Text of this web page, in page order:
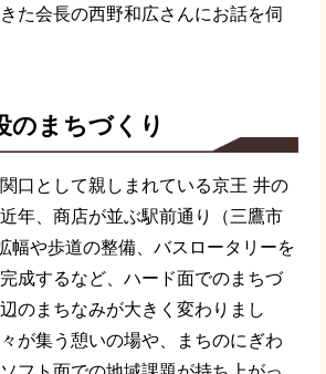
た会長の西野和広さんにお話を伺
のまちづくり
口として親しまれている京王 井の
年、商店が並ぶ駅前通り（三鷹市
幅や歩道の整備、バスロータリーを
成するなど、ハード面でのまちづ
のまちなみが大きく変わりまし
が集う憩いの場や、まちのにぎわ